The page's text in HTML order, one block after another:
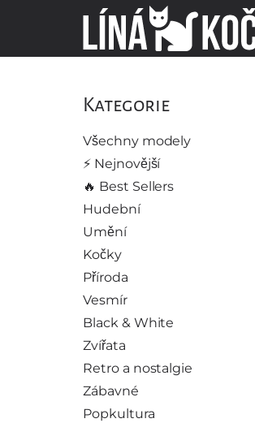
Kategorie
Všechny modely
⚡️ Nejnovější
🔥 Best Sellers
Hudební
Umění
Kočky
Příroda
Vesmír
Black & White
Zvířata
Retro a nostalgie
Zábavné
Popkultura